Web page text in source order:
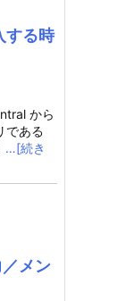
する時
から
である
…[続き
メン